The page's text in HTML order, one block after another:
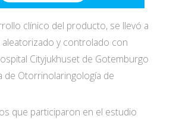
clínico del producto, se llevó a
y controlado con
Cityjukhuset de Gotemburgo
de Otorrinolaringología de
que participaron en el estudio